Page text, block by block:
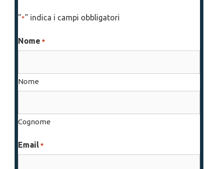
"*" indica i campi obbligatori
Nome *
Nome
Cognome
Email *